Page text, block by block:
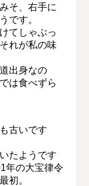
そ、右手に
です。
てしゃぶっ
れが私の味
出身なの
は食べずら
古いです
たようです
年の大宝律令
初。